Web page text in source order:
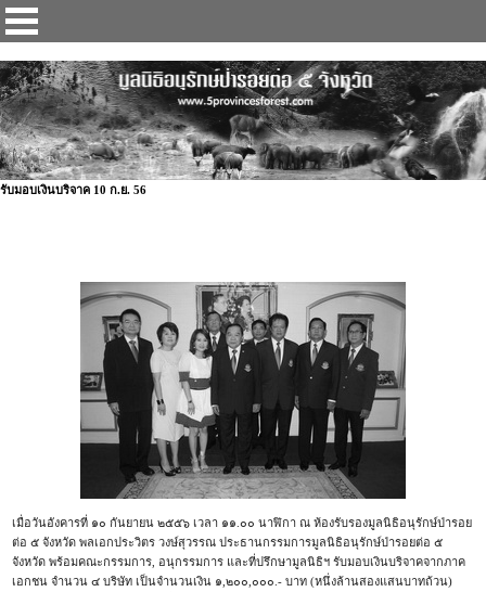
รับมอบเงินบริจาค 10 ก.ย. 56
เมื่อวันอังคารที่ ๑๐ กันยายน ๒๕๕๖ เวลา ๑๑.๐๐ นาฬิกา ณ ห้องรับรองมูลนิธิอนุรักษ์ป่ารอย
ต่อ ๕ จังหวัด พลเอกประวิตร วงษ์สุวรรณ ประธานกรรมการมูลนิธิอนุรักษ์ป่ารอยต่อ ๕
จังหวัด พร้อมคณะกรรมการ, อนุกรรมการ และที่ปรึกษามูลนิธิฯ รับมอบเงินบริจาคจากภาค
เอกชน จำนวน ๔ บริษัท เป็นจำนวนเงิน ๑,๒๐๐,๐๐๐.- บาท (หนึ่งล้านสองแสนบาทถ้วน)